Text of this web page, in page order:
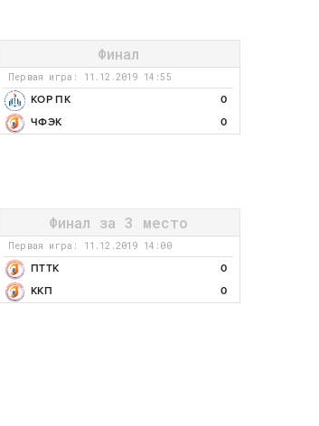
Финал
Первая игра: 11.12.2019 14:55
КОР ПК
0
ЧФЭК
0
Финал за 3 место
Первая игра: 11.12.2019 14:00
ПТТК
0
ККП
0